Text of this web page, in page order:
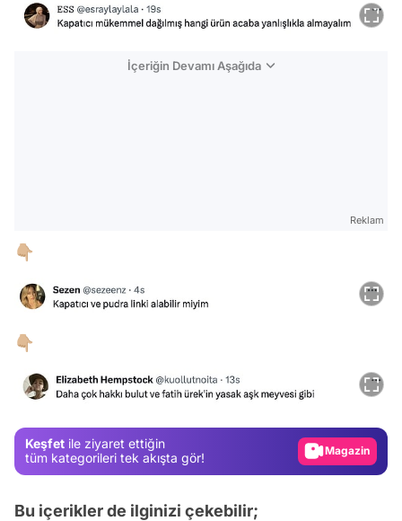
İçeriğin Devamı Aşağıda
Reklam
👇🏼
👇🏼
Keşfet ile ziyaret ettiğin
tüm kategorileri tek akışta gör!
Test
Magazin
Video
Bu içerikler de ilginizi çekebilir;